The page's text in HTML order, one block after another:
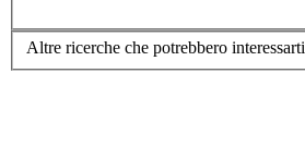
Altre ricerche che potrebbero interessarti